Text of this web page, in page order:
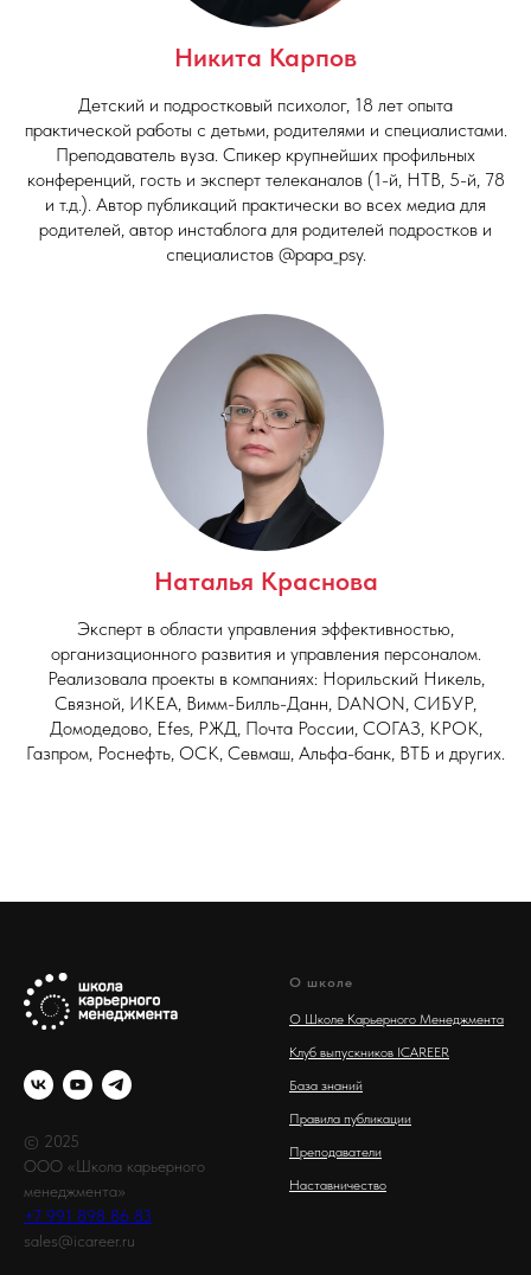
Никита Карпов
Детский и подростковый психолог, 18 лет опыта
практической работы с детьми, родителями и специалистами.
Преподаватель вуза. Спикер крупнейших профильных
конференций, гость и эксперт телеканалов (1-й, НТВ, 5-й, 78
и т.д.). Автор публикаций практически во всех медиа для
родителей, автор инстаблога для родителей подростков и
специалистов @papa_psy.
Наталья Краснова
Эксперт в области управления эффективностью,
организационного развития и управления персоналом.
Реализовала проекты в компаниях: Норильский Никель,
Связной, ИКЕА, Вимм-Билль-Данн, DANON, СИБУР,
Домодедово, Efes, РЖД, Почта России, СОГАЗ, КРОК,
Газпром, Роснефть, ОСК, Севмаш, Альфа-банк, ВТБ и других.
© 2025
ООО «Школа карьерного
менеджмента»
+7 991 898 86 83
sales@icareer.ru
О школе
О Школе Карьерного Менеджмента
Клуб выпускников ICAREER
База знаний
Правила публикации
Преподаватели
Наставничество